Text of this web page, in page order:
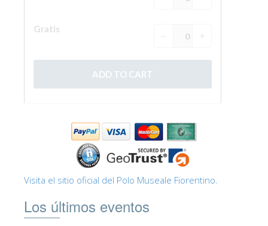
Visita el sitio oficial del Polo Museale Fiorentino.
Los últimos eventos